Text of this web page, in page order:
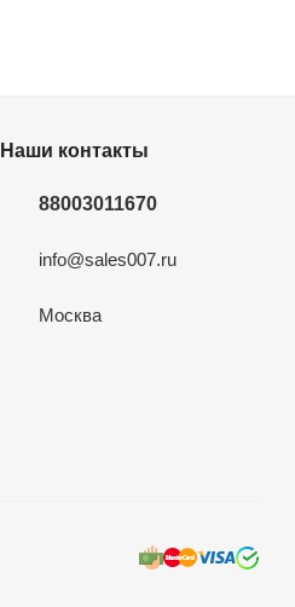
Наши контакты
88003011670
info@sales007.ru
Москва